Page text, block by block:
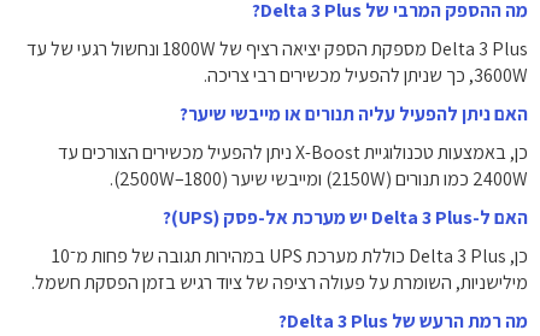
מה ההספק המרבי של Delta 3 Plus?
Delta 3 Plus מספקת הספק יציאה רציף של 1800W ונחשול רגעי של עד
3600W, כך שניתן להפעיל מכשירים רבי צריכה.
האם ניתן להפעיל עליה תנורים או מייבשי שיער?
כן, באמצעות טכנולוגיית X-Boost ניתן להפעיל מכשירים הצורכים עד
2400W כמו תנורים (2150W) ומייבשי שיער (1800–2500W).
האם ל-Delta 3 Plus יש מערכת אל-פסק (UPS)?
כן, Delta 3 Plus כוללת מערכת UPS במהירות תגובה של פחות מ־10
מילישניות, השומרת על פעולה רציפה של ציוד רגיש בזמן הפסקת חשמל.
מה רמת הרעש של Delta 3 Plus?